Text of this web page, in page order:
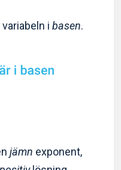
i basen.
jämn exponent,